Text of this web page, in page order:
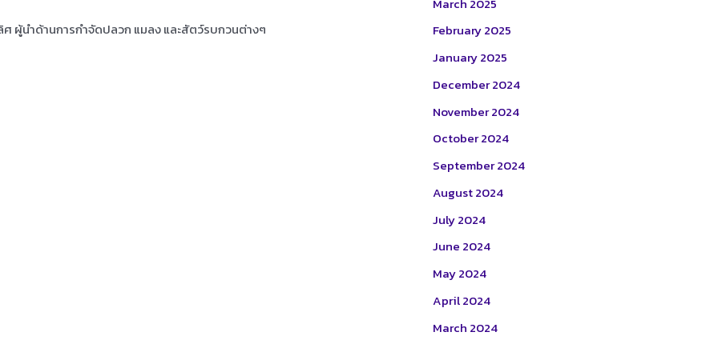
ศ ผู้นำด้านการกำจัดปลวก แมลง และสัตว์รบกวนต่างๆ
February 2025
January 2025
December 2024
November 2024
October 2024
September 2024
August 2024
July 2024
June 2024
May 2024
April 2024
March 2024